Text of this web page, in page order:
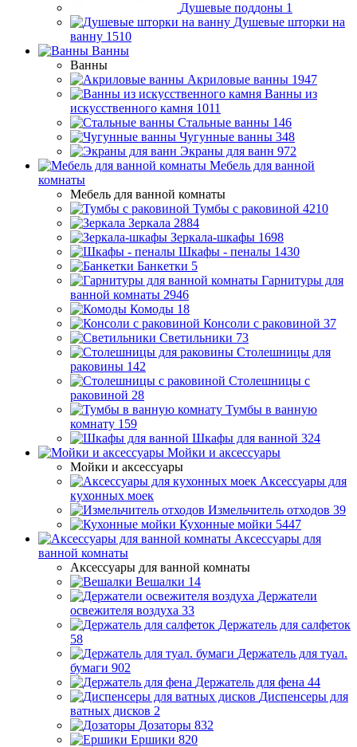
Душевые поддоны 1
Душевые шторки на
ванну 1510
Ванны
Ванны
Акриловые ванны 1947
Ванны из
искусственного камня 1011
Стальные ванны 146
Чугунные ванны 348
Экраны для ванн 972
Мебель для ванной
комнаты
Мебель для ванной комнаты
Тумбы с раковиной 4210
Зеркала 2884
Зеркала-шкафы 1698
Шкафы - пеналы 1430
Банкетки 5
Гарнитуры для
ванной комнаты 2946
Комоды 18
Консоли с раковиной 37
Светильники 73
Столешницы для
раковины 142
Столешницы с
раковиной 28
Тумбы в ванную
комнату 159
Шкафы для ванной 324
Мойки и аксессуары
Мойки и аксессуары
Аксессуары для
кухонных моек
Измельчитель отходов 39
Кухонные мойки 5447
Аксессуары для
ванной комнаты
Аксессуары для ванной комнаты
Вешалки 14
Держатели
освежителя воздуха 33
Держатель для салфеток
58
Держатель для туал.
бумаги 902
Держатель для фена 44
Диспенсеры для
ватных дисков 2
Дозаторы 832
Ершики 820